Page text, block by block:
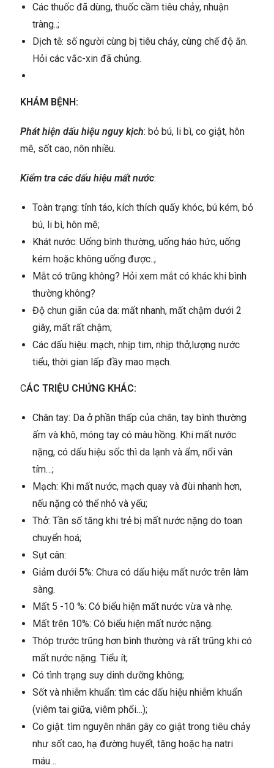
Các thuốc đã dùng, thuốc cầm tiêu chảy, nhuận
tràng..;
Dịch tễ: số người cùng bị tiêu chảy, cùng chế độ ăn.
Hỏi các vắc-xin đã chủng.
KHÁM BỆNH:
Phát hiện dấu hiệu nguy kịch: bỏ bú, li bì, co giật, hôn
mê, sốt cao, nôn nhiều.
Kiểm tra các dấu hiệu mất nước:
Toàn trạng: tỉnh táo, kích thích quấy khóc, bú kém, bỏ
bú, li bì, hôn mê;
Khát nước: Uống bình thường, uống háo hức, uống
kém hoặc không uống được..;
Mắt có trũng không? Hỏi xem mắt có khác khi bình
thường không?
Độ chun giãn của da: mất nhanh, mất chậm dưới 2
giây, mất rất chậm;
Các dấu hiệu: mạch, nhịp tim, nhịp thở,lượng nước
tiểu, thời gian lấp đầy mao mạch.
CÁC TRIỆU CHỨNG KHÁC:
Chân tay: Da ở phần thấp của chân, tay bình thường
ấm và khô, móng tay có màu hồng. Khi mất nước
nặng, có dấu hiệu sốc thì da lạnh và ẩm, nổi vân
tím…;
Mạch: Khi mất nước, mạch quay và đùi nhanh hơn,
nếu nặng có thể nhỏ và yếu;
Thở: Tần số tăng khi trẻ bị mất nước nặng do toan
chuyển hoá;
Sụt cân:
Giảm dưới 5%: Chưa có dấu hiệu mất nước trên lâm
sàng.
Mất 5 -10 %: Có biểu hiện mất nước vừa và nhẹ.
Mất trên 10%: Có biểu hiện mất nước nặng.
Thóp trước trũng hơn bình thường và rất trũng khi có
mất nước nặng. Tiểu ít;
Có tình trạng suy dinh dưỡng không;
Sốt và nhiễm khuẩn: tìm các dấu hiệu nhiễm khuẩn
(viêm tai giữa, viêm phổi…);
Co giật: tìm nguyên nhân gây co giật trong tiêu chảy
như sốt cao, hạ đường huyết, tăng hoặc hạ natri
máu…